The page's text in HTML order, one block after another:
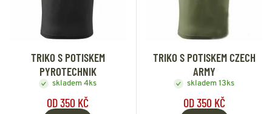
TRIKO S POTISKEM
PYROTECHNIK
skladem 4ks
OD 350 KČ
TRIKO S POTISKEM CZECH
ARMY
skladem 13ks
OD 350 KČ